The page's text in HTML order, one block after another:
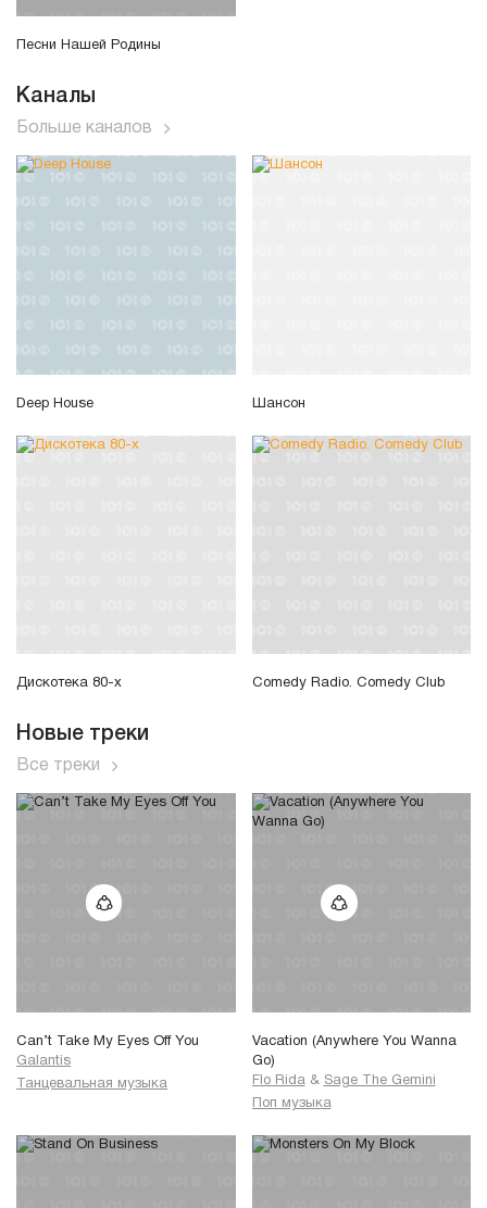
Песни Нашей Родины
Каналы
Больше каналов
Deep House Шансон
Дискотека 80-х Comedy Radio. Comedy Club
Новые треки
Все треки
Can’t Take My Eyes Off You
Galantis
Танцевальная музыка
Vacation (Anywhere You Wanna
Go)
Flo Rida & Sage The Gemini
Поп музыка